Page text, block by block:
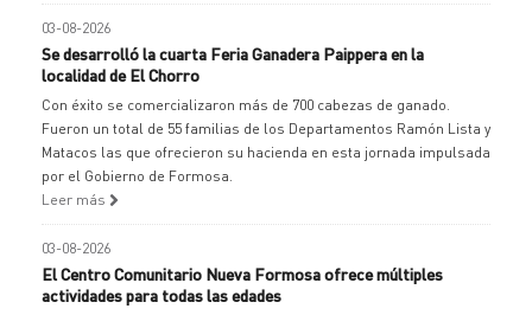
03-08-2026
Se desarrolló la cuarta Feria Ganadera Paippera en la
localidad de El Chorro
Con éxito se comercializaron más de 700 cabezas de ganado.
Fueron un total de 55 familias de los Departamentos Ramón Lista y
Matacos las que ofrecieron su hacienda en esta jornada impulsada
por el Gobierno de Formosa.
Leer más
03-08-2026
El Centro Comunitario Nueva Formosa ofrece múltiples
actividades para todas las edades